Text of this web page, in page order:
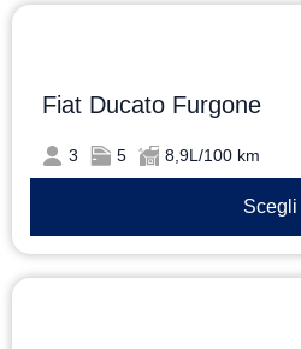
Fiat Ducato Furgone
3 5 8,9L/100 km
Scegli